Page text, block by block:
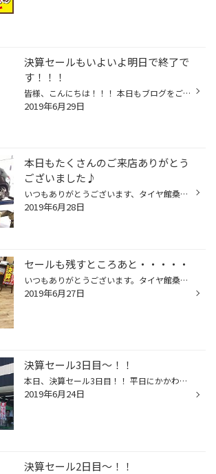
決算セールもいよいよ明日で終了で
す！！！
皆様、こんにちは！！！ 本日もブログをご観覧頂き、誠にありがとうございます！ 風があったり、曇ってますが☁ 今日も元気に「決算セール」開催しております～！☻ タイトルにも書いてますが、 明日で決算セールが終わってしまいます！！ 増税前、決算セールでかなりお買い得になってます！！！！ タ...
2019年6月29日
本日もたくさんのご来店ありがとう
ございました♪
いつもありがとうございます、タイヤ館桑園店ですっ♪ 本日も新品の夏タイヤ交換、値上がり前の冬タイヤ準備のお客様のご来店が多く・・・・ 賑やかでしたっ！！ ワショーィ♪ ヴェゼルのアライメントやオイル交換、下廻りのサビ止めなどなど・・・・ ありがとうございましたっ！ 「決算セール」はあ...
2019年6月28日
セールも残すところあと・・・・・
いつもありがとうございます。タイヤ館桑園店です♪ ただいまタイヤ館では「決算セール」を行なっています！ ただ残り日数が残すところ３日となりました。 景品の数もだんだんと減ってきています・・・・。 しかも今年はブリヂストンのタイヤの値上げも８月からはじまります。 増税の文字もチラホラ...
2019年6月27日
決算セール3日目～！！
本日、決算セール3日目！！ 平日にかかわらずたくさんのご来店、誠にありがとうございます。 夏タイヤ、スタッドレスタイヤがとってもお買い得！！ 『決算セール』、『消費税増税予定』と言うことこ有りたくさんのお客様に スタッドレスタイヤをご予約を頂いています。 チラシでのメンテナンスも大...
2019年6月24日
決算セール2日目～！！